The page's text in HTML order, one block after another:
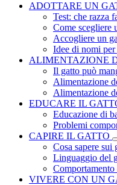
ADOTTARE UN
Test: che razza
Come scegliere
Accogliere un
Idee di nomi per
ALIMENTAZIONE
Il gatto può
Alimentazione
Alimentazione
EDUCARE IL
Educazione di
Problemi
CAPIRE IL GATTO
Cosa sapere sui
Linguaggio del
Comportamento
VIVERE CON UN